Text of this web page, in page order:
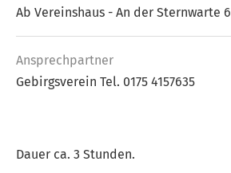
Ab Vereinshaus - An der Sternwarte 6
Ansprech­partner
Gebirgsverein Tel. 0175 4157635
Dauer ca. 3 Stunden.